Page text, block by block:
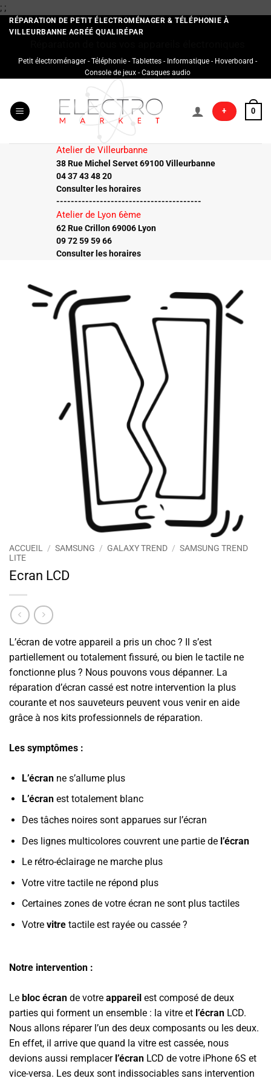
; ;Passer
au
contenu
RÉPARATION DE PETIT ÉLECTROMÉNAGER & TÉLÉPHONIE À
VILLEURBANNE AGRÉÉ QUALIRÉPAR
Petit électroménager - Téléphonie - Tablettes - Informatique - Hoverboard -
Console de jeux - Casques audio
+ 0
Atelier de Villeurbanne
38 Rue Michel Servet 69100 Villeurbanne
04 37 43 48 20
Consulter les horaires
----------------------------------------
Atelier de Lyon 6ème
62 Rue Crillon 69006 Lyon
09 72 59 59 66
Consulter les horaires
ACCUEIL / SAMSUNG / GALAXY TREND / SAMSUNG TREND
LITE
Ecran LCD
L’écran de votre appareil a pris un choc ? Il s’est
partiellement ou totalement fissuré, ou bien le tactile ne
fonctionne plus ? Nous pouvons vous dépanner. La
réparation d’écran cassé est notre intervention la plus
courante et nos sauveteurs peuvent vous venir en aide
grâce à nos kits professionnels de réparation.
Les symptômes :
L’écranne s’allume plus
L’écranest totalement blanc
Des tâches noires sont apparues sur l’écran
Des lignes multicolores couvrent une partie de l’écran
Le rétro-éclairage ne marche plus
Votre vitre tactile ne répond plus
Certaines zones de votre écran ne sont plus tactiles
Votre vitretactile est rayée ou cassée ?
Notre intervention :
Le bloc écran de votre appareil est composé de deux
parties qui forment un ensemble : la vitre et l’écran LCD.
Nous allons réparer l’un des deux composants ou les deux.
En effet, il arrive que quand la vitre est cassée, nous
devions aussi remplacer l’écran LCD de votre iPhone 6S et
vice-versa. Les deux sont indissociables sans intervention